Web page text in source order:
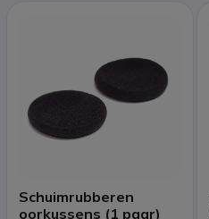
Schuimrubberen
oorkussens (1 paar)